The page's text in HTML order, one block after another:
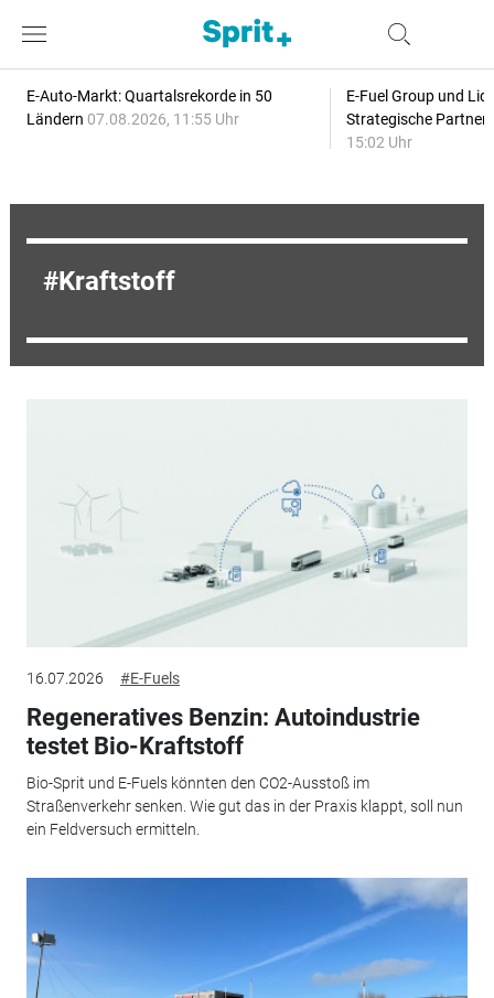
E-Auto-Markt: Quartalsrekorde in 50
Ländern 07.08.2026, 11:55 Uhr
E-Fuel Group und
Strategische
15:02 Uhr
Kraftstoff
16.07.2026 #E-Fuels
Regeneratives Benzin: Autoindustrie
testet Bio-Kraftstoff
Bio-Sprit und E-Fuels könnten den CO2-Ausstoß im
Straßenverkehr senken. Wie gut das in der Praxis klappt, soll nun
ein Feldversuch ermitteln.